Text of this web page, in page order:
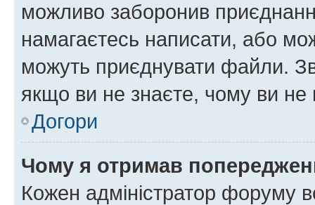
можливо заборонив
намагаєтесь написати, або
можуть приєднувати файли.
якщо ви не знаєте, чому ви
Догори
Чому я отримав
Кожен адміністратор форуму